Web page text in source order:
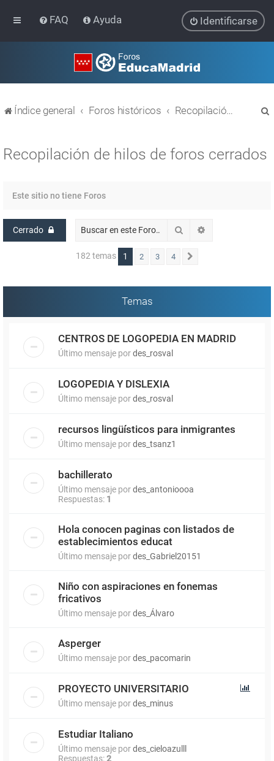
FAQ Ayuda Identificarse
Índice general Foros históricos Recopilación de hilos de foros cerrados
Recopilación de hilos de foros cerrados
Este sitio no tiene Foros
Cerrado Buscar
182 temas 1 2 3 4
Temas
CENTROS DE LOGOPEDIA EN MADRID
Último mensaje pordes_rosval
LOGOPEDIA Y DISLEXIA
Último mensaje pordes_rosval
recursos lingüísticos para inmigrantes
Último mensaje pordes_tsanz1
bachillerato
Último mensaje pordes_antonioooa
Respuestas: 1
Hola conocen paginas con listados de
establecimientos educat
Último mensaje pordes_Gabriel20151
Niño con aspiraciones en fonemas
fricativos
Último mensaje pordes_Álvaro
Asperger
Último mensaje pordes_pacomarin
PROYECTO UNIVERSITARIO
Último mensaje pordes_minus
Estudiar Italiano
Último mensaje pordes_cieloazulll
Respuestas:2